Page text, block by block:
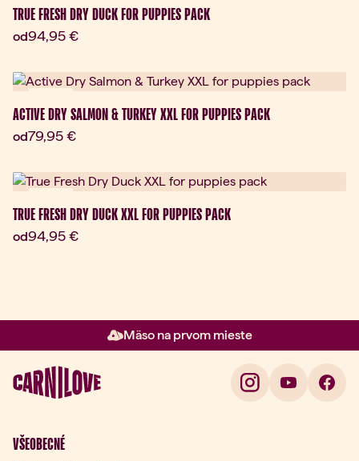
TRUE FRESH DRY DUCK FOR PUPPIES PACK
odAktuálna cena:
94,95 €
ACTIVE DRY SALMON & TURKEY XXL FOR PUPPIES PACK
odAktuálna cena:
79,95 €
TRUE FRESH DRY DUCK XXL FOR PUPPIES PACK
odAktuálna cena:
94,95 €
Mäso na prvom mieste
Položka 2 z 3: Mäso na prvom
VŠEOBECNÉ